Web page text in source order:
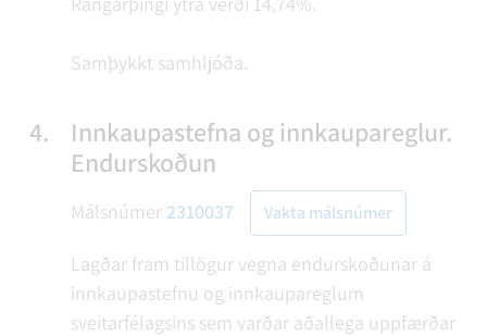
Samþykkt samhljóða.
4.
Innkaupastefna og innkaupareglur.
Endurskoðun
Málsnúmer 2310037 Vakta málsnúmer
Lagðar fram tillögur vegna endurskoðunar á
innkaupastefnu og innkaupareglum
sveitarfélagsins sem varðar aðallega uppfærðar